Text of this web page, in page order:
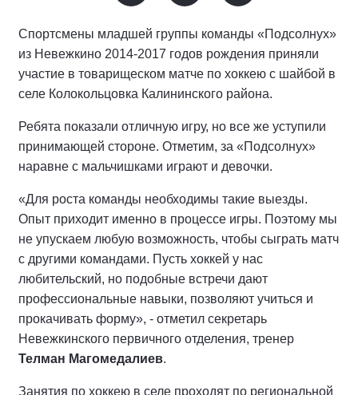
Спортсмены младшей группы команды «Подсолнух»
из Невежкино 2014-2017 годов рождения приняли
участие в товарищеском матче по хоккею с шайбой в
селе Колокольцовка Калининского района.
Ребята показали отличную игру, но все же уступили
принимающей стороне. Отметим, за «Подсолнух»
наравне с мальчишками играют и девочки.
«Для роста команды необходимы такие выезды.
Опыт приходит именно в процессе игры. Поэтому мы
не упускаем любую возможность, чтобы сыграть матч
с другими командами. Пусть хоккей у нас
любительский, но подобные встречи дают
профессиональные навыки, позволяют учиться и
прокачивать форму», - отметил секретарь
Невежкинского первичного отделения, тренер
Телман Магомедалиев.
Занятия по хоккею в селе проходят по региональной